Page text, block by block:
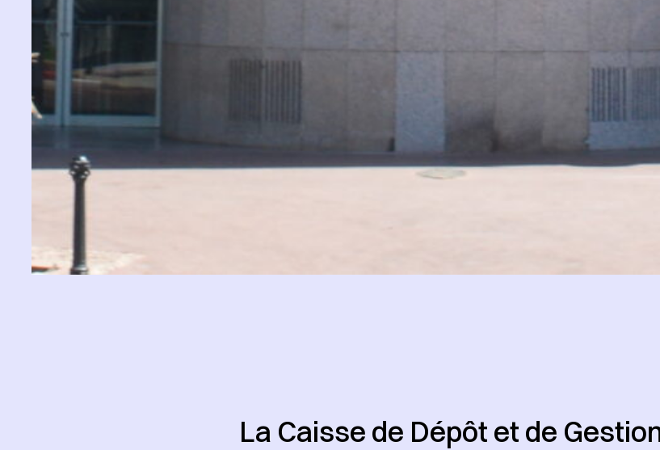
La Caisse de Dépôt et de